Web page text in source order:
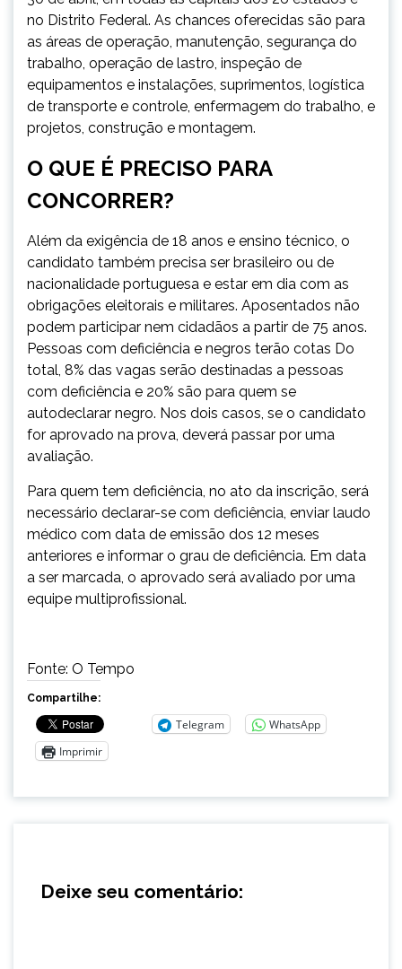
no Distrito Federal. As chances oferecidas são para
as áreas de operação, manutenção, segurança do
trabalho, operação de lastro, inspeção de
equipamentos e instalações, suprimentos, logística
de transporte e controle, enfermagem do trabalho, e
projetos, construção e montagem.
O QUE É PRECISO PARA
CONCORRER?
Além da exigência de 18 anos e ensino técnico, o
candidato também precisa ser brasileiro ou de
nacionalidade portuguesa e estar em dia com as
obrigações eleitorais e militares. Aposentados não
podem participar nem cidadãos a partir de 75 anos.
Pessoas com deficiência e negros terão cotas Do
total, 8% das vagas serão destinadas a pessoas
com deficiência e 20% são para quem se
autodeclarar negro. Nos dois casos, se o candidato
for aprovado na prova, deverá passar por uma
avaliação.
Para quem tem deficiência, no ato da inscrição, será
necessário declarar-se com deficiência, enviar laudo
médico com data de emissão dos 12 meses
anteriores e informar o grau de deficiência. Em data
a ser marcada, o aprovado será avaliado por uma
equipe multiprofissional.
Fonte: O Tempo
Compartilhe:
Telegram
WhatsApp
Imprimir
Deixe seu comentário: